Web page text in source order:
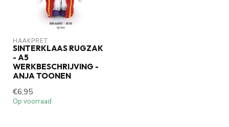
HAAKPRET
SINTERKLAAS RUGZAK
- A5
WERKBESCHRIJVING -
ANJA TOONEN
€6,95
Op voorraad